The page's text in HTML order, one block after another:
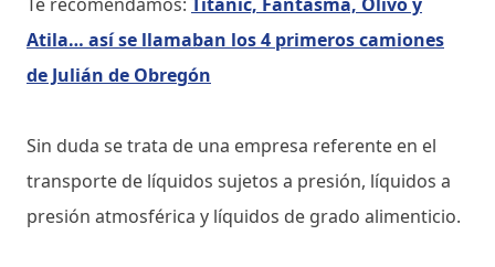
Atila… así se llamaban los 4 primeros camiones
de Julián de Obregón
Sin duda se trata de una empresa referente en el
transporte de líquidos sujetos a presión, líquidos a
presión atmosférica y líquidos de grado alimenticio.